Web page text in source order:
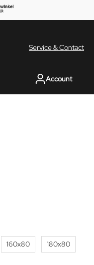
Service & Contact
Account
160x80 180x80